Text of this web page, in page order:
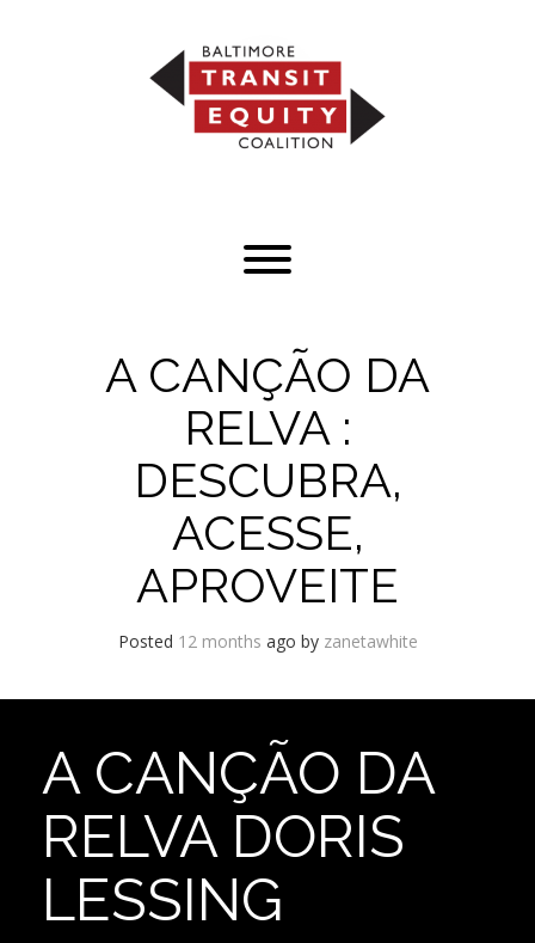
Toggle menu visibility.
A CANÇÃO DA
RELVA :
DESCUBRA,
ACESSE,
APROVEITE
Posted 12 months ago by zanetawhite
A CANÇÃO DA
RELVA DORIS
LESSING